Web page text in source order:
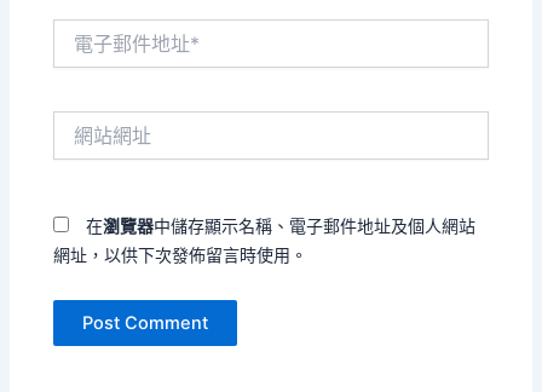
在瀏覽器中儲存顯示名稱、電子郵件地址及個人網站
網址，以供下次發佈留言時使用。